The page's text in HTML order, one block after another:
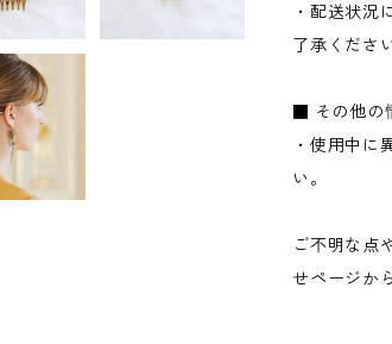
・配送状況
了承くださ
■ その他の
・使用中に
い。
ご不明な点
せページか